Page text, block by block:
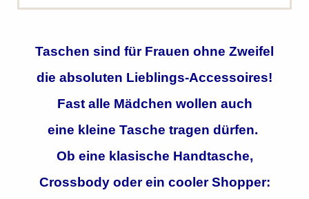
Taschen sind für Frauen ohne Zweifel
die absoluten Lieblings-Accessoires!
Fast alle Mädchen wollen auch
eine kleine Tasche tragen dürfen.
Ob eine klasische Handtasche,
Crossbody oder ein cooler Shopper: